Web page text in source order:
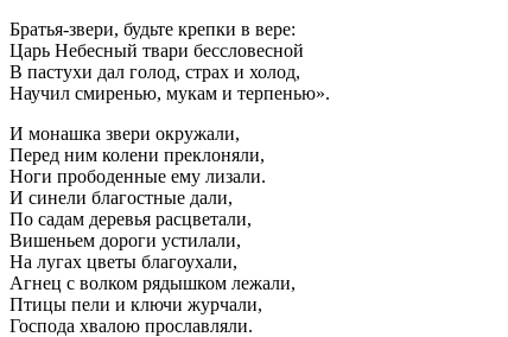
Братья-звери, будьте крепки в вере:
Царь Небесный твари бессловесной
В пастухи дал голод, страх и холод,
Научил смиренью, мукам и терпенью».
И монашка звери окружали,
Перед ним колени преклоняли,
Ноги прободенные ему лизали.
И синели благостные дали,
По садам деревья расцветали,
Вишеньем дороги устилали,
На лугах цветы благоухали,
Агнец с волком рядышком лежали,
Птицы пели и ключи журчали,
Господа хвалою прославляли.